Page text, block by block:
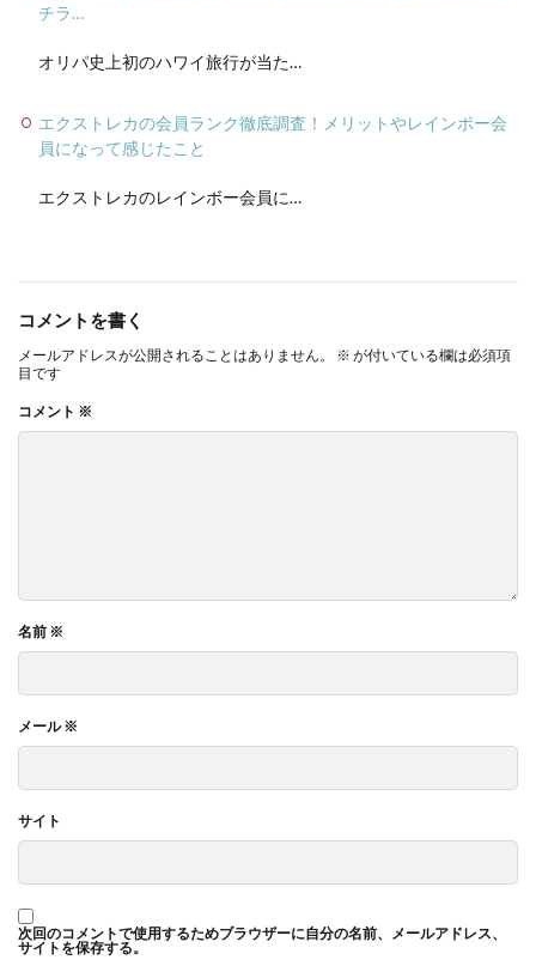
チラ…
オリパ史上初のハワイ旅行が当た…
エクストレカの会員ランク徹底調査！メリットやレインボー会
員になって感じたこと
エクストレカのレインボー会員に…
コメントを書く
メールアドレスが公開されることはありません。 ※ が付いている欄は必須項
目です
コメント ※
名前 ※
メール※
サイト
次回のコメントで使用するためブラウザーに自分の名前、メールアドレス、
サイトを保存する。